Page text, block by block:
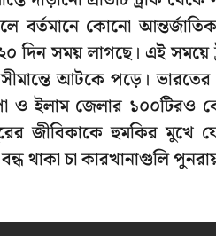
বর্তমানে কোনো
দিন সময় লাগছে। এই সময়ে
আটকে পড়ে।
ও ইলাম জেলার ১০০টিরও
জীবিকাকে হুমকির মুখে
থাকা চা কারখানাগুলি